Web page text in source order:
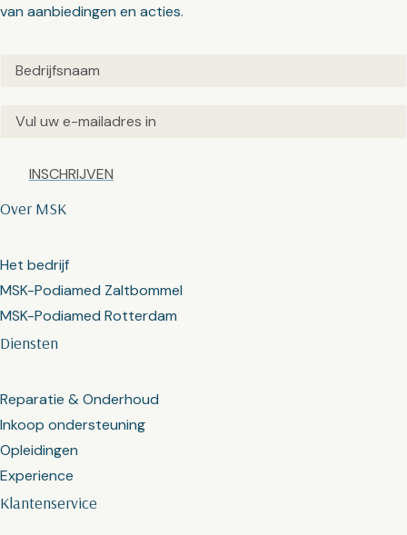
Klantenservice
Diensten
Reparatie & Onderhoud
Inkoop ondersteuning
Opleidingen
Experience
Over MSK
Het bedrijf
MSK-Podiamed Zaltbommel
MSK-Podiamed Rotterdam
van aanbiedingen en acties.
Untitled(Vereist)
Email(Vereist)
Captcha